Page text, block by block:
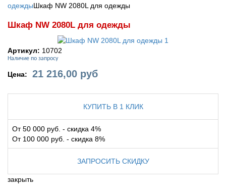
одеждыШкаф NW 2080L для одежды
Шкаф NW 2080L для одежды
Артикул: 10702
Наличие по запросу
Цена: 21 216,00 руб
КУПИТЬ В 1 КЛИК
От 50 000 руб. - скидка 4%
От 100 000 руб. - скидка 8%
ЗАПРОСИТЬ СКИДКУ
закрыть